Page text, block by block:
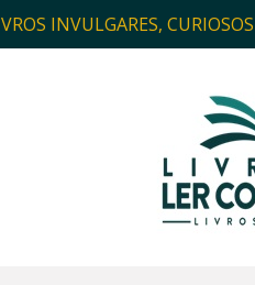
INVULGARES,